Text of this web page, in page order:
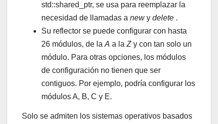
std::shared_ptr, se usa para reemplazar la
necesidad de llamadas a newy delete .
Su reflector se puede configurar con hasta
26 módulos, de la A a la Zy con tan solo un
módulo. Para otras opciones, los módulos
de configuración no tienen que ser
contiguos. Por ejemplo, podría configurar los
módulos A, B, C y E.
Solo se admiten los sistemas operativos basados ​​